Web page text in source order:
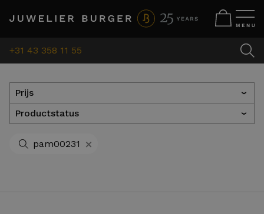
+31 43 358 11 55
Prijs ›
Productstatus ›
pam00231 +